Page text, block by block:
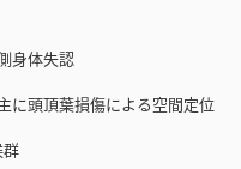
身体失認
に頭頂葉損傷による空間定位